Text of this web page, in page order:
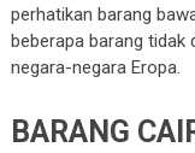
perhatikan barang
beberapa barang tidak
negara-negara Eropa.
BARANG